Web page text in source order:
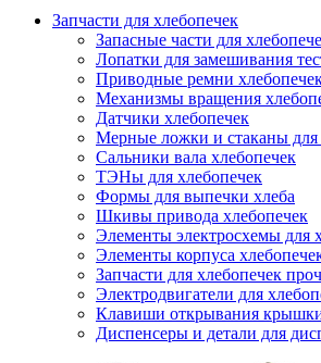
Запчасти для хлебопечек
Запасные части для
Лопатки для замешивания
Приводные ремни
Механизмы вращения
Датчики хлебопечек
Мерные ложки и стаканы для
Сальники вала хлебопечек
ТЭНы для хлебопечек
Формы для выпечки хлеба
Шкивы привода хлебопечек
Элементы электросхемы для
Элементы корпуса
Запчасти для хлебопечек
Электродвигатели для
Клавиши открывания
Диспенсеры и детали для